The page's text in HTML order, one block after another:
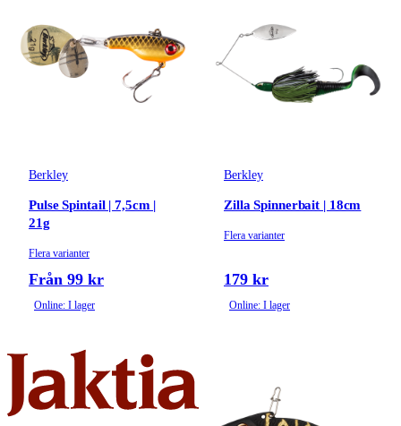
Berkley
Pulse Spintail | 7,5cm |
21g
Flera varianter
Från 99 kr
Online: I lager
Berkley
Zilla Spinnerbait | 18cm
Flera varianter
179 kr
Online: I lager